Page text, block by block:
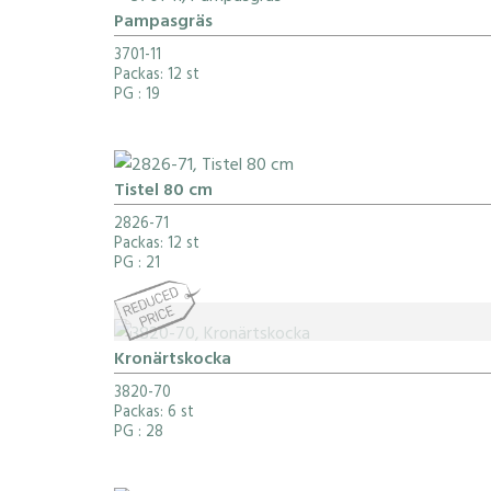
Pampasgräs
3701-11
Packas: 12 st
PG : 19
Tistel 80 cm
2826-71
Packas: 12 st
PG : 21
Kronärtskocka
3820-70
Packas: 6 st
PG : 28